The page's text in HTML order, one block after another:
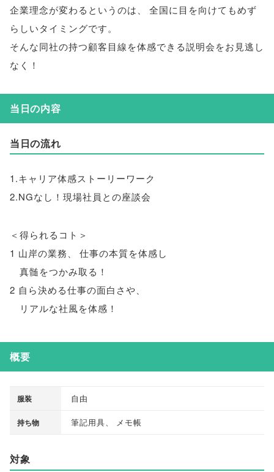
企業理念が変わるというのは
全国に目を向けてもめず
らしいタイミングです。
そんな同社の持つ顧客目線を体感できる説明会をお見逃し
なく！
当日の内容
当日の流れ
1.キャリア体感ストーリーワーク
2.NGなし！現場社員との座談会
＜得られるコト＞
1 山岸の業務
仕事の本質を体感し
真髄をつかみ取る！
2 自ら決める仕事の面白さや
リアルな社風を体感！
概要
服装 自由
持ち物 筆記用具、 メモ帳
対象